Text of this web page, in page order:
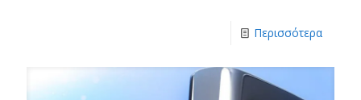
Περισσότερα